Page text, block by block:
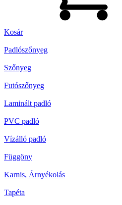
Kosár
Padlószőnyeg
Szőnyeg
Futószőnyeg
Laminált padló
PVC padló
Vízálló padló
Függöny
Karnis, Árnyékolás
Tapéta